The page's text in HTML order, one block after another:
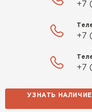
+7
+7
+7
УЗНАТЬ